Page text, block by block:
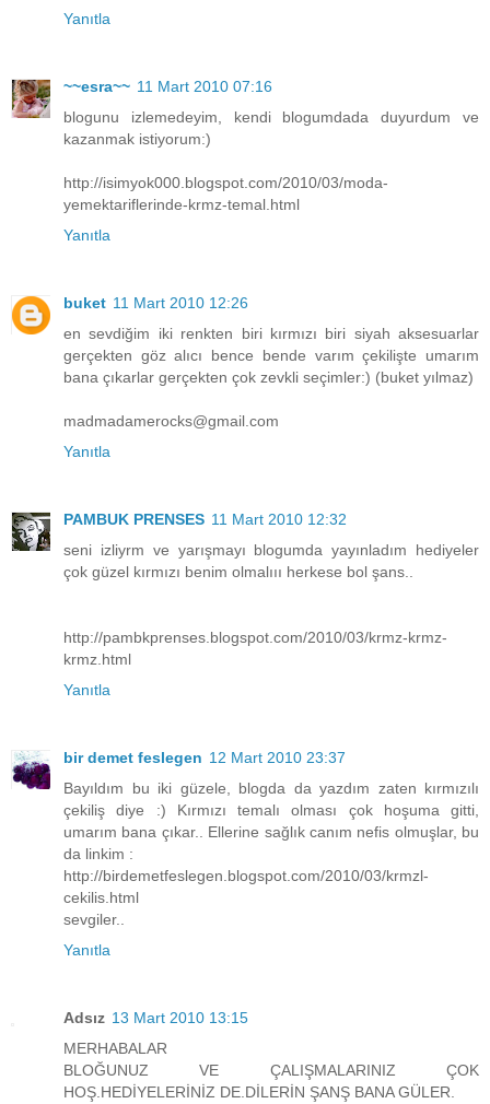
Yanıtla
~~esra~~ 11 Mart 2010 07:16
blogunu izlemedeyim, kendi blogumdada duyurdum ve
kazanmak istiyorum:)
http://isimyok000.blogspot.com/2010/03/moda-
yemektariflerinde-krmz-temal.html
Yanıtla
buket 11 Mart 2010 12:26
en sevdiğim iki renkten biri kırmızı biri siyah aksesuarlar
gerçekten göz alıcı bence bende varım çekilişte umarım
bana çıkarlar gerçekten çok zevkli seçimler:) (buket yılmaz)
madmadamerocks@gmail.com
Yanıtla
PAMBUK PRENSES 11 Mart 2010 12:32
seni izliyrm ve yarışmayı blogumda yayınladım hediyeler
çok güzel kırmızı benim olmalııı herkese bol şans..
http://pambkprenses.blogspot.com/2010/03/krmz-krmz-
krmz.html
Yanıtla
bir demet feslegen 12 Mart 2010 23:37
Bayıldım bu iki güzele, blogda da yazdım zaten kırmızılı
çekiliş diye :) Kırmızı temalı olması çok hoşuma gitti,
umarım bana çıkar.. Ellerine sağlık canım nefis olmuşlar, bu
da linkim :
http://birdemetfeslegen.blogspot.com/2010/03/krmzl-
cekilis.html
sevgiler..
Yanıtla
Adsız 13 Mart 2010 13:15
MERHABALAR
BLOĞUNUZ VE ÇALIŞMALARINIZ ÇOK
HOŞ.HEDİYELERİNİZ DE.DİLERİN ŞANŞ BANA GÜLER.